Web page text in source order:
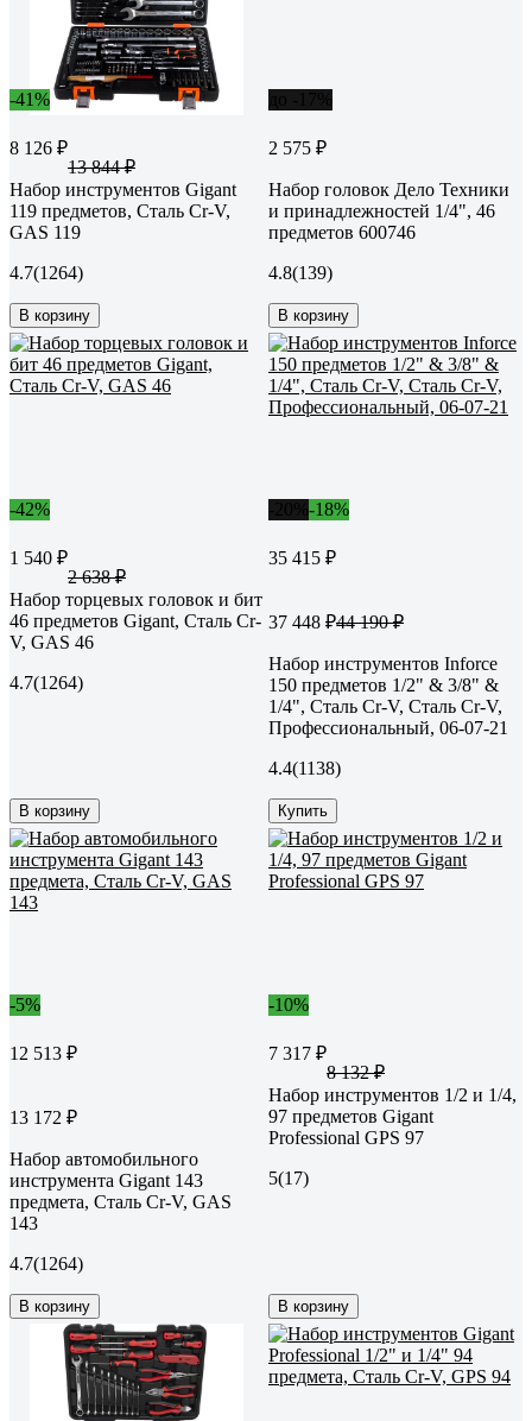
-41%
8 126 ₽
13 844 ₽
Набор инструментов Gigant
119 предметов, Сталь Cr-V,
GAS 119
4.7(1264)
В корзину
2 575 ₽
Набор головок Дело Техники
и принадлежностей 1/4", 46
предметов 600746
4.8(139)
В корзину
-42%
1 540 ₽
2 638 ₽
Набор торцевых головок и бит
46 предметов Gigant, Сталь Cr-
V, GAS 46
4.7(1264)
В корзину
-18%
35 415 ₽
37 448 ₽44 190 ₽
Набор инструментов Inforce
150 предметов 1/2" & 3/8" &
1/4", Сталь Cr-V, Сталь Cr-V,
Профессиональный, 06-07-21
4.4(1138)
Купить
-5%
12 513 ₽
13 172 ₽
Набор автомобильного
инструмента Gigant 143
предмета, Сталь Cr-V, GAS
143
4.7(1264)
В корзину
-10%
7 317 ₽
8 132 ₽
Набор инструментов 1/2 и 1/4,
97 предметов Gigant
Professional GPS 97
5(17)
В корзину